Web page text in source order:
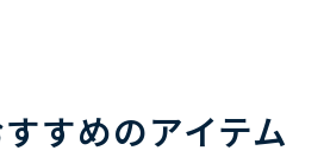
すめのアイテム